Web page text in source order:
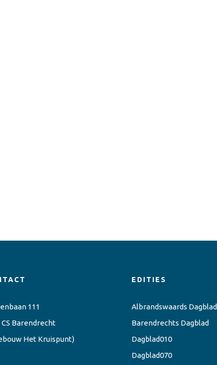
111
CS Barendrecht
Het Kruispunt)
EDITIES
Albrandswaards Dagblad
Barendrechts Dagblad
Dagblad010
Dagblad070